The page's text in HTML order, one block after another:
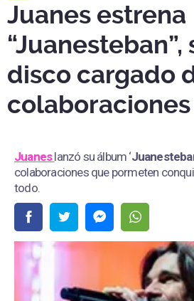
Juanes estrena
disco cargado
colaboraciones
Juaneslanzó su álbum ‘
colaboraciones que pormeten
todo.